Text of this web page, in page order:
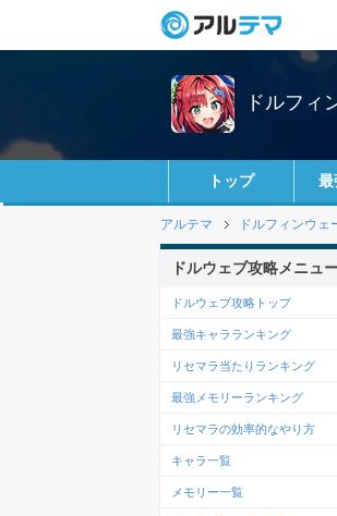
ドルフィ
トップ 最
アルテマ ドルフィンウェ
ドルウェブ攻略メニュ
ドルウェブ攻略トップ
最強キャラランキング
リセマラ当たりランキング
最強メモリーランキング
リセマラの効率的なやり方
キャラ一覧
メモリー一覧